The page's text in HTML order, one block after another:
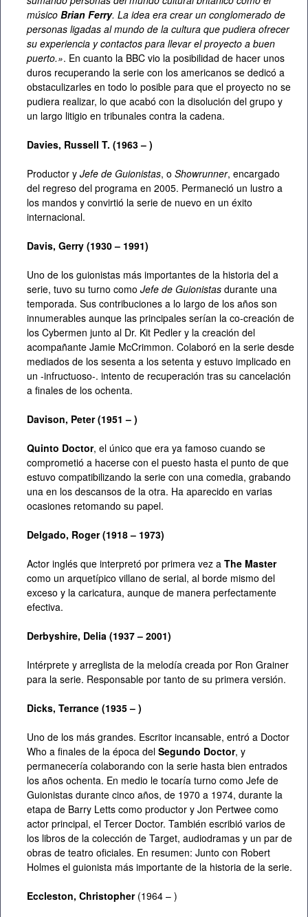
músico Brian Ferry. La idea era crear un conglomerado de
personas ligadas al mundo de la cultura que pudiera ofrecer
su experiencia y contactos para llevar el proyecto a buen
puerto.». En cuanto la BBC vio la posibilidad de hacer unos
duros recuperando la serie con los americanos se dedicó a
obstaculizarles en todo lo posible para que el proyecto no se
pudiera realizar, lo que acabó con la disolución del grupo y
un largo litigio en tribunales contra la cadena.
Davies, Russell T. (1963 – )
Productor y Jefe de Guionistas, o Showrunner, encargado
del regreso del programa en 2005. Permaneció un lustro a
los mandos y convirtió la serie de nuevo en un éxito
internacional.
Davis, Gerry (1930 – 1991)
Uno de los guionistas más importantes de la historia del a
serie, tuvo su turno como Jefe de Guionistas durante una
temporada. Sus contribuciones a lo largo de los años son
innumerables aunque las principales serían la co-creación de
los Cybermen junto al Dr. Kit Pedler y la creación del
acompañante Jamie McCrimmon. Colaboró en la serie desde
mediados de los sesenta a los setenta y estuvo implicado en
un -infructuoso-. intento de recuperación tras su cancelación
a finales de los ochenta.
Davison, Peter (1951 – )
Quinto Doctor, el único que era ya famoso cuando se
comprometió a hacerse con el puesto hasta el punto de que
estuvo compatibilizando la serie con una comedia, grabando
una en los descansos de la otra. Ha aparecido en varias
ocasiones retomando su papel.
Delgado, Roger (1918 – 1973)
Actor inglés que interpretó por primera vez a The Master
como un arquetípico villano de serial, al borde mismo del
exceso y la caricatura, aunque de manera perfectamente
efectiva.
Derbyshire, Delia (1937 – 2001)
Intérprete y arreglista de la melodía creada por Ron Grainer
para la serie. Responsable por tanto de su primera versión.
Dicks, Terrance (1935 – )
Uno de los más grandes. Escritor incansable, entró a Doctor
Who a finales de la época del Segundo Doctor, y
permanecería colaborando con la serie hasta bien entrados
los años ochenta. En medio le tocaría turno como Jefe de
Guionistas durante cinco años, de 1970 a 1974, durante la
etapa de Barry Letts como productor y Jon Pertwee como
actor principal, el Tercer Doctor. También escribió varios de
los libros de la colección de Target, audiodramas y un par de
obras de teatro oficiales. En resumen: Junto con Robert
Holmes el guionista más importante de la historia de la serie.
Eccleston, Christopher(1964 – )